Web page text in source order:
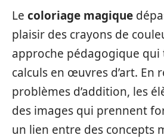
Le coloriage magique
plaisir des crayons de
approche pédagogique
calculs en œuvres d’art. En
problèmes d’addition, les
des images qui prennent
un lien entre des concepts